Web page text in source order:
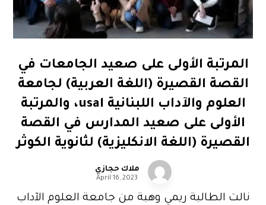
المرتبة الأولى على صعيد الجامعات في
القصة القصيرة (اللغة العربية) لجامعة
العلوم والآداب اللبنانية usal، والمرتبة
الأولى على صعيد المدارس في القصة
القصيرة (اللغة الانكليزية) لثانوية الكوثر
ملاك حجازي
April 16, 2023
نالت الطالبة ريمي وهبة من جامعة العلوم الآداب